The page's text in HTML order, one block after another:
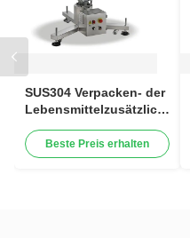
SUS304 Verpacken- der
Lebensmittelzusätzliche
Drehansammlung, die
Tabelle sammelt
Beste Preis erhalten